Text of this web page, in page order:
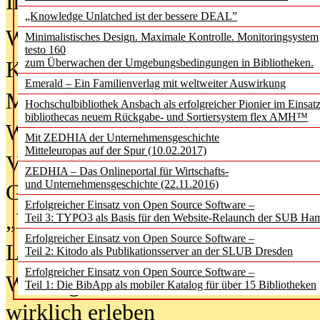
„Knowledge Unlatched ist der bessere DEAL”
Minimalistisches Design. Maximale Kontrolle. Monitoringsystem
testo 160
zum Überwachen der Umgebungsbedingungen in Bibliotheken.
Emerald – Ein Familienverlag mit weltweiter Auswirkung
Hochschulbibliothek Ansbach als erfolgreicher Pionier im
bibliothecas neuem Rückgabe- und Sortiersystem flex AMH™
Mit ZEDHIA der Unternehmensgeschichte
Mitteleuropas auf der Spur (10.02.2017)
ZEDHIA – Das Onlineportal für Wirtschafts-
und Unternehmensgeschichte (22.11.2016)
Erfolgreicher Einsatz von Open Source Software –
Teil 3: TYPO3 als Basis für den Website-Relaunch der SUB
Erfolgreicher Einsatz von Open Source Software –
Teil 2: Kitodo als Publikationsserver an der SLUB Dresden
Erfolgreicher Einsatz von Open Source Software –
Teil 1: Die BibApp als mobiler Katalog für über 15 Bibliotheken
Was Hochschul­bibliotheken von
Kinder in der digitalen Welt
Metadaten als Infrastruktur
Wenn Bots katalogisieren
Von Abschlusskleidern bis
Geisterjagd-Ausrüstung in der
„Library of Things“ unterwegs
Lesen als Infrastrukturaufgabe
Wie Jugendliche Social Media
wirklich erleben